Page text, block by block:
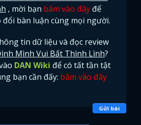
, mời bạn bấm vào đây để
bàn luận cùng mọi người.
tin dữ liệu và đọc review
Mình Vui Bất Thình Lình?
DAN Wiki để có tất tần tật
bạn cần đấy: bấm vào đây
Gửi bài